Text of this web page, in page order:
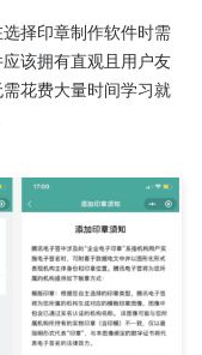
择印章制作软件时需
该拥有直观且用户友
花费大量时间学习就